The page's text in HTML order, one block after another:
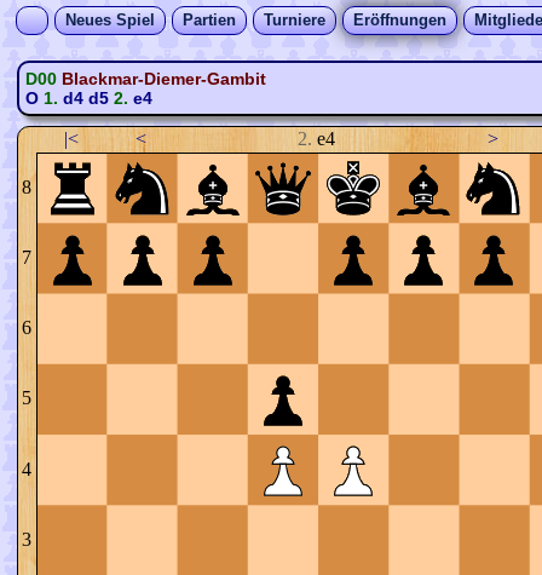
Neues Spiel Partien Turniere Eröffnungen
D00 Blackmar-Diemer-Gambit
O1. d4 d52. e4
|< < 2. e4 >
8
7
6
5
4
3